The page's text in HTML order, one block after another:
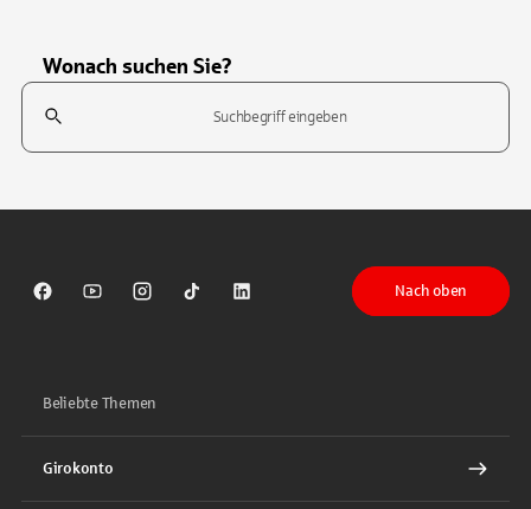
Wonach suchen Sie?
Suchfeld
Sparkasse auf Facebook
Sparkasse auf Youtube
Sparkasse auf Instagram
Sparkasse auf TikTok
Sparkasse auf LinkedIn
Nach oben
Beliebte Themen
Girokonto